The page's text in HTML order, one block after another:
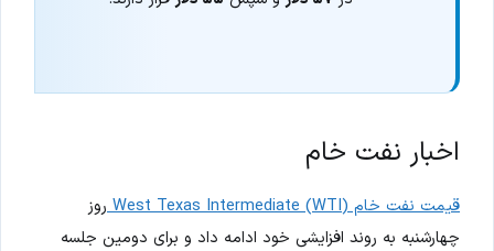
اخبار نفت خام
قیمت نفت خام West Texas Intermediate (WTI)
روز
چهارشنبه به روند افزایشی خود ادامه داد و برای دومین جلسه